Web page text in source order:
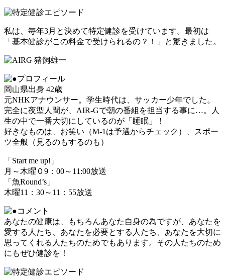
私は、毎年3月と決めて特定健診を受けています。最初は
「基本健診がこの料金で受けられるの？！」と驚きました。
岡山県出身 42歳
元NHKアナウンサー。学生時代は、サッカー少年でした。
完全に夜型人間が、AIR-Gで朝の番組を担当する事に…。人
生の中で一番大切にしているのが「睡眠」！
好きなものは、お笑い（M-1は予選からチェック）、スポー
ツ全般（見るのもするのも）
「Start me up!」
月～木曜０9：00～11:00放送
「魚Round’s」
木曜11：30～11：55放送
あなたの健康は、もちろんあなた自身の為ですが、あなたを
愛する人たち、あなたを必要とする人たち、あなたを大切に
思ってくれる人たちのためでもあります。その人たちのため
にもぜひ健診を！